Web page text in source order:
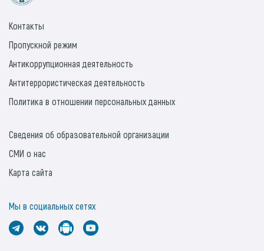
Контакты
Пропускной режим
Антикоррупционная деятельность
Антитеррористическая деятельность
Политика в отношении персональных данных
Сведения об образовательной организации
СМИ о нас
Карта сайта
Мы в социальных сетях